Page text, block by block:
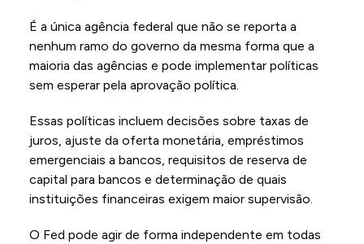
É a única agência federal que não se reporta a
nenhum ramo do governo da mesma forma que a
maioria das agências e pode implementar políticas
sem esperar pela aprovação política.
Essas políticas incluem decisões sobre taxas de
juros, ajuste da oferta monetária, empréstimos
emergenciais a bancos, requisitos de reserva de
capital para bancos e determinação de quais
instituições financeiras exigem maior supervisão.
O Fed pode agir de forma independente em todas